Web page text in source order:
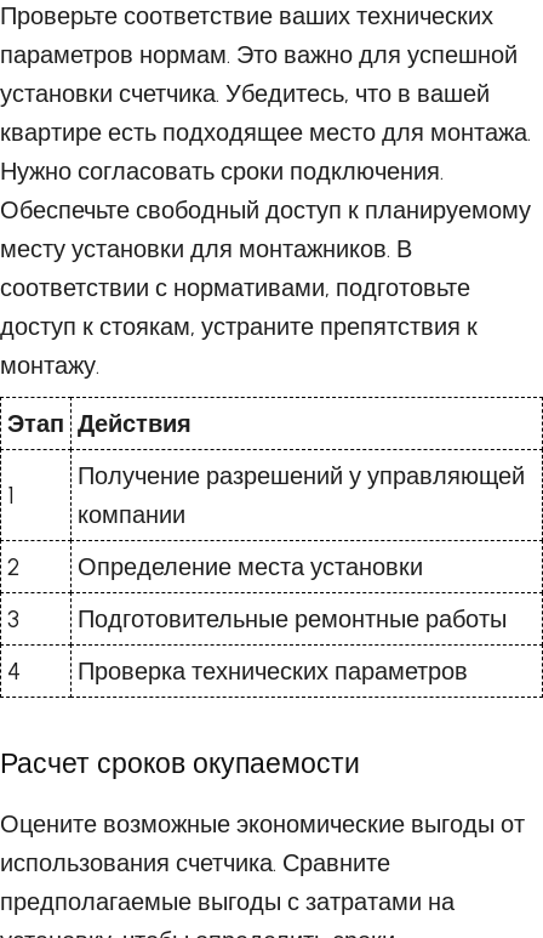
Проверьте соответствие ваших технических
параметров нормам. Это важно для успешной
установки счетчика. Убедитесь, что в вашей
квартире есть подходящее место для монтажа.
Нужно согласовать сроки подключения.
Обеспечьте свободный доступ к планируемому
месту установки для монтажников. В
соответствии с нормативами, подготовьте
доступ к стоякам, устраните препятствия к
монтажу.
Этап Действия
1
Получение разрешений у управляющей
компании
2
Определение места установки
3
Подготовительные ремонтные работы
4
Проверка технических параметров
Расчет сроков окупаемости
Оцените возможные экономические выгоды от
использования счетчика. Сравните
предполагаемые выгоды с затратами на